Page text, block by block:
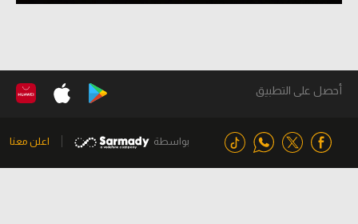
أحصل على التطبيق
بواسطة اعلن معنا